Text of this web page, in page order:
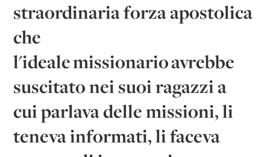
straordinaria forza apostolica
che
l'ideale missionario avrebbe
suscitato nei suoi ragazzi a
cui parlava delle missioni, li
teneva informati, li faceva